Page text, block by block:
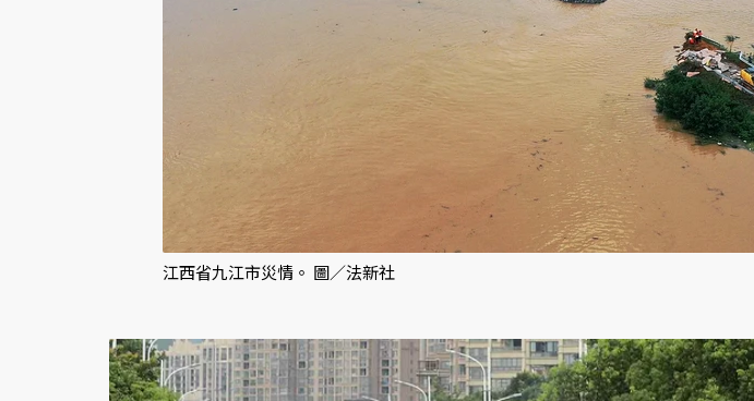
江西省九江市災情。 圖／法新社